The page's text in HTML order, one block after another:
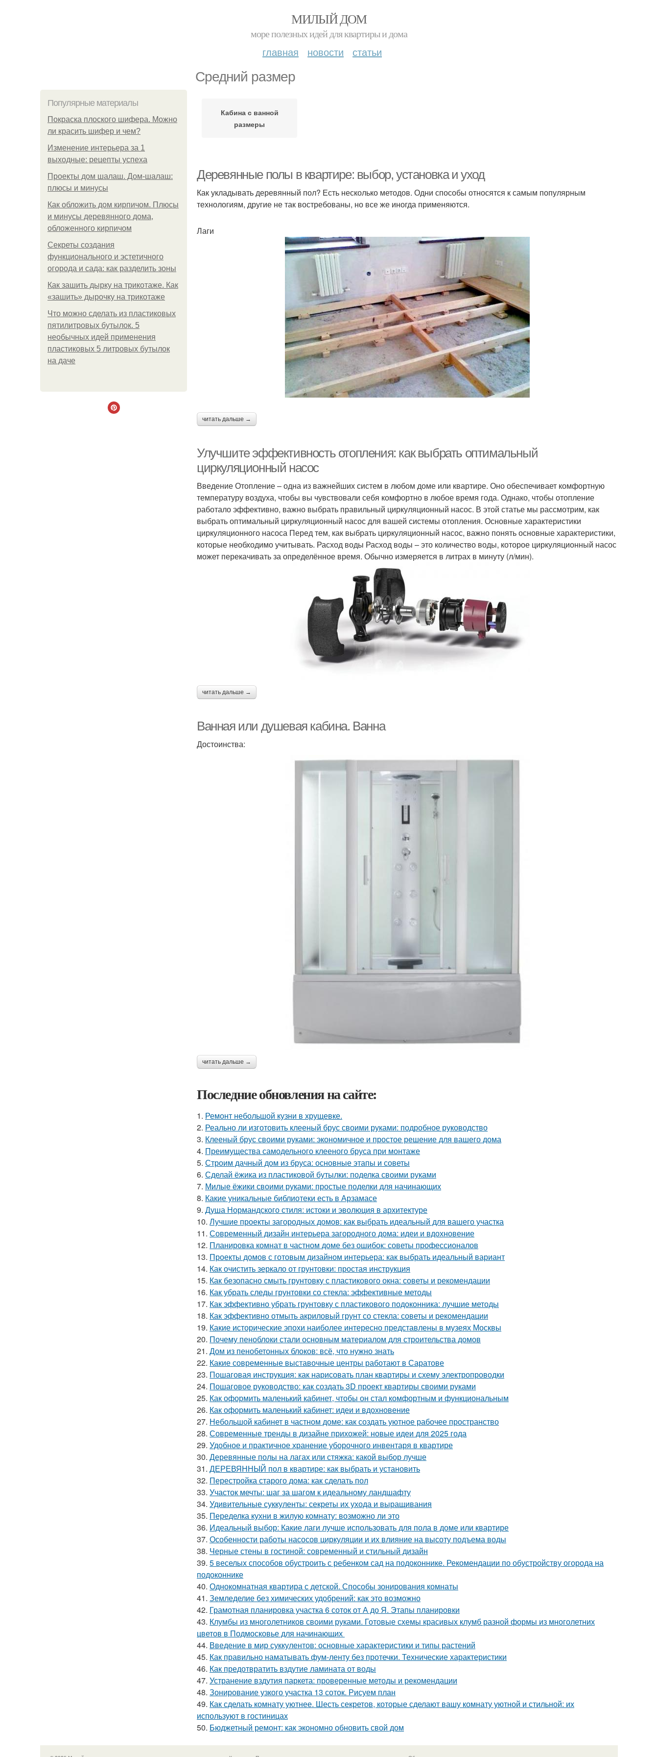
МИЛЫЙ ДОМ
море полезных идей для квартиры и дома
главная новости статьи
Средний размер
Популярные материалы
Покраска плоского шифера. Можно
ли красить шифер и чем?
Изменение интерьера за 1
выходные: рецепты успеха
Проекты дом шалаш. Дом-шалаш:
плюсы и минусы
Как обложить дом кирпичом. Плюсы
и минусы деревянного дома,
обложенного кирпичом
Секреты создания
функционального и эстетичного
огорода и сада: как разделить зоны
Как зашить дырку на трикотаже. Как
«зашить» дырочку на трикотаже
Что можно сделать из пластиковых
пятилитровых бутылок. 5
необычных идей применения
пластиковых 5 литровых бутылок
на даче
Кабина с ванной
размеры
Деревянные полы в квартире: выбор, установка и уход
Как укладывать деревянный пол? Есть несколько методов. Одни способы относятся к самым популярным
технологиям, другие не так востребованы, но все же иногда применяются.
Лаги
читать дальше →
Улучшите эффективность отопления: как выбрать оптимальный
циркуляционный насос
Введение Отопление – одна из важнейших систем в любом доме или квартире. Оно обеспечивает комфортную
температуру воздуха, чтобы вы чувствовали себя комфортно в любое время года. Однако, чтобы отопление
работало эффективно, важно выбрать правильный циркуляционный насос. В этой статье мы рассмотрим, как
выбрать оптимальный циркуляционный насос для вашей системы отопления. Основные характеристики
циркуляционного насоса Перед тем, как выбрать циркуляционный насос, важно понять основные характеристики,
которые необходимо учитывать. Расход воды Расход воды – это количество воды, которое циркуляционный насос
может перекачивать за определённое время. Обычно измеряется в литрах в минуту (л/мин).
читать дальше →
Ванная или душевая кабина. Ванна
Достоинства:
читать дальше →
Последние обновления на сайте:
1. Ремонт небольшой кузни в хрущевке.
2. Реально ли изготовить клееный брус своими руками: подробное руководство
3. Клееный брус своими руками: экономичное и простое решение для вашего дома
4. Преимущества самодельного клееного бруса при монтаже
5. Строим дачный дом из бруса: основные этапы и советы
6. Сделай ёжика из пластиковой бутылки: поделка своими руками
7. Милые ёжики своими руками: простые поделки для начинающих
8. Какие уникальные библиотеки есть в Арзамасе
9. Душа Нормандского стиля: истоки и эволюция в архитектуре
10. Лучшие проекты загородных домов: как выбрать идеальный для вашего участка
11. Современный дизайн интерьера загородного дома: идеи и вдохновение
12. Планировка комнат в частном доме без ошибок: советы профессионалов
13. Проекты домов с готовым дизайном интерьера: как выбрать идеальный вариант
14. Как очистить зеркало от грунтовки: простая инструкция
15. Как безопасно смыть грунтовку с пластикового окна: советы и рекомендации
16. Как убрать следы грунтовки со стекла: эффективные методы
17. Как эффективно убрать грунтовку с пластикового подоконника: лучшие методы
18. Как эффективно отмыть акриловый грунт со стекла: советы и рекомендации
19. Какие исторические эпохи наиболее интересно представлены в музеях Москвы
20. Почему пеноблоки стали основным материалом для строительства домов
21. Дом из пенобетонных блоков: всё, что нужно знать
22. Какие современные выставочные центры работают в Саратове
23. Пошаговая инструкция: как нарисовать план квартиры и схему электропроводки
24. Пошаговое руководство: как создать 3D проект квартиры своими руками
25. Как оформить маленький кабинет, чтобы он стал комфортным и функциональным
26. Как оформить маленький кабинет: идеи и вдохновение
27. Небольшой кабинет в частном доме: как создать уютное рабочее пространство
28. Современные тренды в дизайне прихожей: новые идеи для 2025 года
29. Удобное и практичное хранение уборочного инвентаря в квартире
30. Деревянные полы на лагах или стяжка: какой выбор лучше
31. ДЕРЕВЯННЫЙ пол в квартире: как выбрать и установить
32. Перестройка старого дома: как сделать пол
33. Участок мечты: шаг за шагом к идеальному ландшафту
34. Удивительные суккуленты: секреты их ухода и выращивания
35. Переделка кухни в жилую комнату: возможно ли это
36. Идеальный выбор: Какие лаги лучше использовать для пола в доме или квартире
37. Особенности работы насосов циркуляции и их влияние на высоту подъема воды
38. Черные стены в гостиной: современный и стильный дизайн
39. 5 веселых способов обустроить с ребенком сад на подоконнике. Рекомендации по обустройству огорода на
подоконнике
40. Однокомнатная квартира с детской. Способы зонирования комнаты
41. Земледелие без химических удобрений: как это возможно
42. Грамотная планировка участка 6 соток от А до Я. Этапы планировки
43. Клумбы из многолетников своими руками. Готовые схемы красивых клумб разной формы из многолетних
цветов в Подмосковье для начинающих
44. Введение в мир суккулентов: основные характеристики и типы растений
45. Как правильно наматывать фум-ленту без протечки. Технические характеристики
46. Как предотвратить вздутие ламината от воды
47. Устранение вздутия паркета: проверенные методы и рекомендации
48. Зонирование узкого участка 13 соток. Рисуем план
49. Как сделать комнату уютнее. Шесть секретов, которые сделают вашу комнату уютной и стильной: их
используют в гостиницах
50. Бюджетный ремонт: как экономно обновить свой дом